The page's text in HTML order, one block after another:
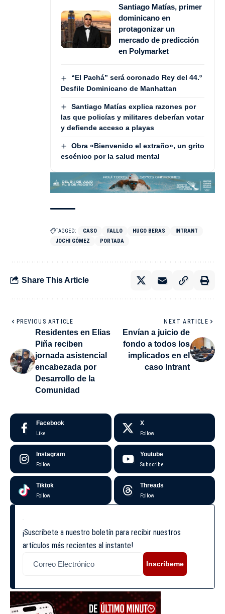
Santiago Matías, primer
dominicano en
protagonizar un
mercado de predicción
en Polymarket
“El Pachá” será coronado Rey del 44.º
Desfile Dominicano de Manhattan
Santiago Matías explica razones por
las que policías y militares deberían votar
y defiende acceso a playas
Obra «Bienvenido el extraño», un grito
escénico por la salud mental
TAGGED: CASO FALLO HUGO BERAS
INTRANT
JOCHI GÓMEZ
PORTADA
Share This Article
PREVIOUS ARTICLE
Residentes en Elias
Piña reciben
jornada asistencial
encabezada por
Desarrollo de la
Comunidad
NEXT ARTICLE
Envían a juicio de
fondo a todos los
implicados en el
caso Intrant
Facebook
Like
X
Follow
Instagram
Follow
Youtube
Subscribe
Tiktok
Follow
Threads
Follow
¡Suscríbete a nuestro boletín para recibir nuestros
artículos más recientes al instante!
Inscríbeme